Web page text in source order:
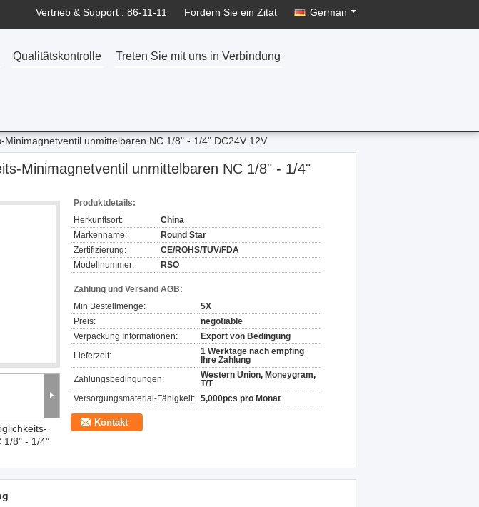
Vertrieb & Support : 86-11-11 Fordern Sie ein Zitat German
Qualitätskontrolle Treten Sie mit uns in Verbindung
Minimagnetventil unmittelbaren NC 1/8" - 1/4" DC24V 12V
Minimagnetventil unmittelbaren NC 1/8" - 1/4"
1/8" - 1/4"
Produktdetails:
Herkunftsort:
China
Markenname:
Round Star
Zertifizierung:
CE/ROHS/TUV/FDA
Modellnummer:
RSO
Zahlung und Versand AGB:
Min Bestellmenge:
5X
Preis:
negotiable
Verpackung Informationen:
Export von Bedingung
Lieferzeit:
1 Werktage nach empfing
Ihre Zahlung
Zahlungsbedingungen:
Western Union, Moneygram,
T/T
Versorgungsmaterial-Fähigkeit: 5,000pcs pro Monat
Kontakt